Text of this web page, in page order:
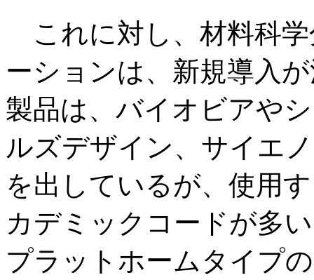
これに対し、材料科
ーションは、新規導入
製品は、バイオビアや
ルズデザイン、サイエ
を出しているが、使用
カデミックコードが多
プラットホームタイプ